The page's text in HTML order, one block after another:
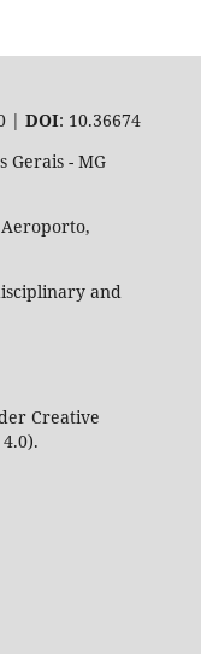
| DOI: 10.36674
Gerais - MG
and
Creative